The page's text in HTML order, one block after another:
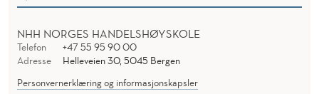
NHH NORGES HANDELSHØYSKOLE
Telefon
+47 55 95 90 00
Adresse
Helleveien 30, 5045 Bergen
Personvernerklæring og informasjonskapsler